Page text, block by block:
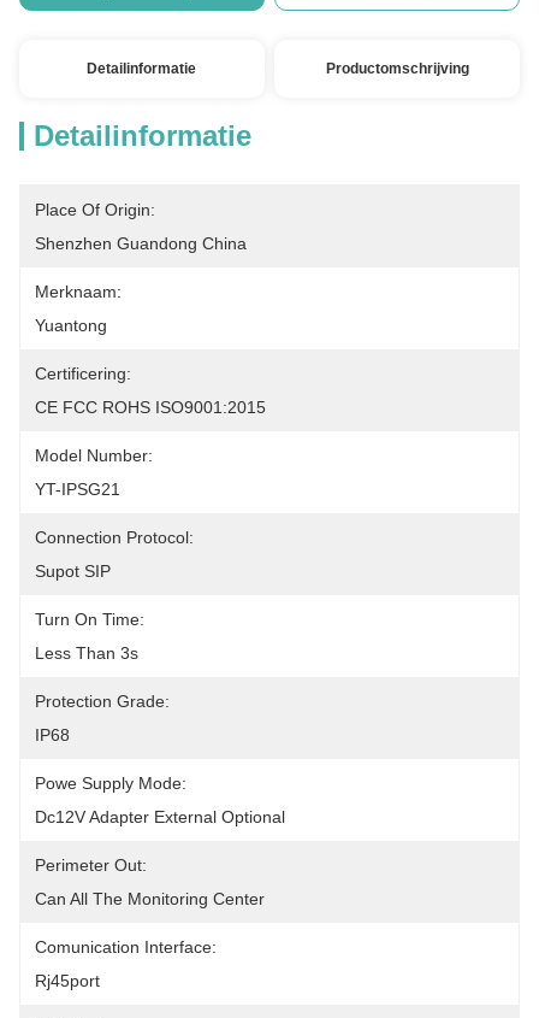
Detailinformatie Productomschrijving
Detailinformatie
Place Of Origin:
Shenzhen Guandong China
Merknaam:
Yuantong
Certificering:
CE FCC ROHS ISO9001:2015
Model Number:
YT-IPSG21
Connection Protocol:
Supot SIP
Turn On Time:
Less Than 3s
Protection Grade:
IP68
Powe Supply Mode:
Dc12V Adapter External Optional
Perimeter Out:
Can All The Monitoring Center
Comunication Interface:
Rj45port